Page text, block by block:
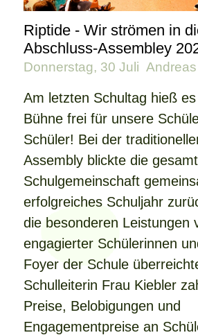
Riptide - Wir strömen in
Abschluss-Assembley
Donnerstag, 30 Juli
Am letzten Schultag hieß
Bühne frei für unsere
Schüler! Bei der
Assembly blickte die
Schulgemeinschaft
erfolgreiches Schuljahr
die besonderen Leistungen
engagierter Schülerinnen
Foyer der Schule
Schulleiterin Frau Kiebler
Preise, Belobigungen und
Engagementpreise an